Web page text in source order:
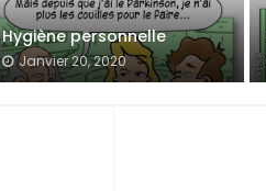
Hygiène personnelle
Janvier 20, 2020